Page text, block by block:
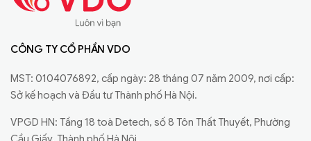
CÔNG TY CỔ PHẦN VDO
MST: 0104076892, cấp ngày: 28 tháng 07 năm 2009, nơi cấp:
Sở kế hoạch và Đầu tư Thành phố Hà Nội.
VPGD HN: Tầng 18 toà Detech, số 8 Tôn Thất Thuyết, Phường